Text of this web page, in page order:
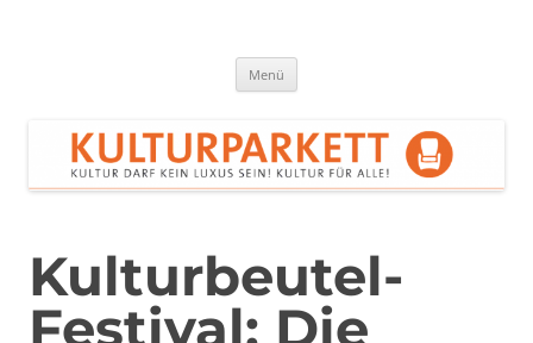
Menü
Kulturbeutel-
Festival: Die